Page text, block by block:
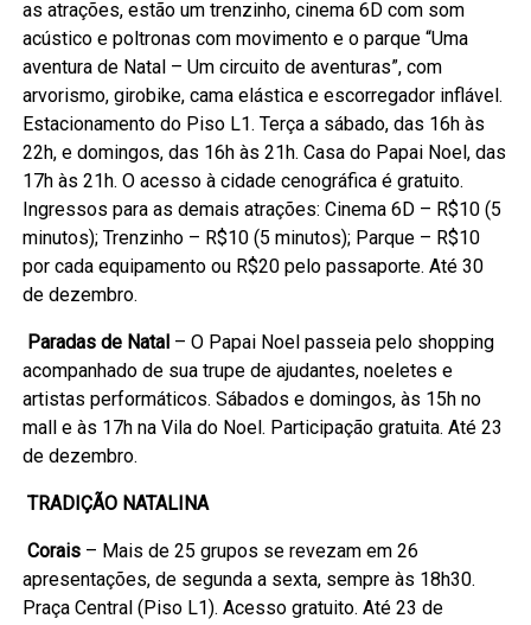
as atrações, estão um trenzinho, cinema 6D com som
acústico e poltronas com movimento e o parque “Uma
aventura de Natal – Um circuito de aventuras”, com
arvorismo, girobike, cama elástica e escorregador inflável.
Estacionamento do Piso L1. Terça a sábado, das 16h às
22h, e domingos, das 16h às 21h. Casa do Papai Noel, das
17h às 21h. O acesso à cidade cenográfica é gratuito.
Ingressos para as demais atrações: Cinema 6D – R$10 (5
minutos); Trenzinho – R$10 (5 minutos); Parque – R$10
por cada equipamento ou R$20 pelo passaporte. Até 30
de dezembro.
Paradas de Natal – O Papai Noel passeia pelo shopping
acompanhado de sua trupe de ajudantes, noeletes e
artistas performáticos. Sábados e domingos, às 15h no
mall e às 17h na Vila do Noel. Participação gratuita. Até 23
de dezembro.
TRADIÇÃO NATALINA
Corais – Mais de 25 grupos se revezam em 26
apresentações, de segunda a sexta, sempre às 18h30.
Praça Central (Piso L1). Acesso gratuito. Até 23 de